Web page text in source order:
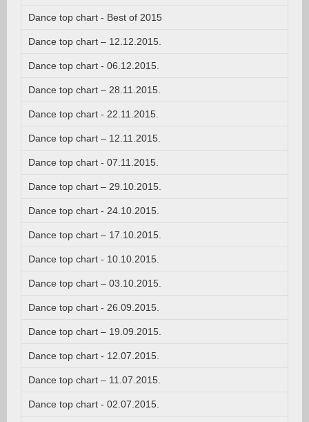
Dance top chart - Best of 2015
Dance top chart – 12.12.2015.
Dance top chart - 06.12.2015.
Dance top chart – 28.11.2015.
Dance top chart - 22.11.2015.
Dance top chart – 12.11.2015.
Dance top chart - 07.11.2015.
Dance top chart – 29.10.2015.
Dance top chart - 24.10.2015.
Dance top chart – 17.10.2015.
Dance top chart - 10.10.2015.
Dance top chart – 03.10.2015.
Dance top chart - 26.09.2015.
Dance top chart – 19.09.2015.
Dance top chart - 12.07.2015.
Dance top chart – 11.07.2015.
Dance top chart - 02.07.2015.